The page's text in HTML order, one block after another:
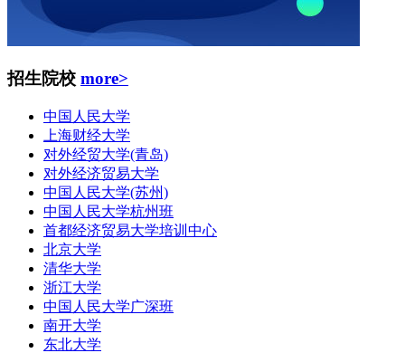
招生院校 more>
中国人民大学
上海财经大学
对外经贸大学(青岛)
对外经济贸易大学
中国人民大学(苏州)
中国人民大学杭州班
首都经济贸易大学培训中心
北京大学
清华大学
浙江大学
中国人民大学广深班
南开大学
东北大学